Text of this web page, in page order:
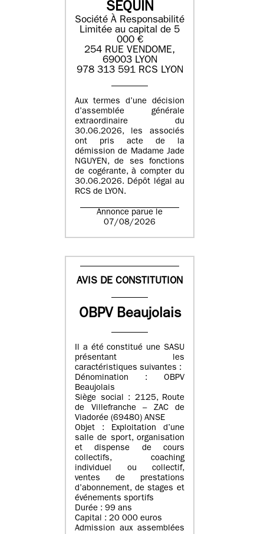
SEQUIN
Société À Responsabilité
Limitée au capital de 5
000 €
254 RUE VENDOME,
69003 LYON
978 313 591 RCS LYON
Aux termes d’une décision
d’assemblée générale
extraordinaire du
30.06.2026, les associés
ont pris acte de la
démission de Madame Jade
NGUYEN, de ses fonctions
de cogérante, à compter du
30.06.2026. Dépôt légal au
RCS de LYON.
Annonce parue le
07/08/2026
AVIS DE CONSTITUTION
OBPV Beaujolais
Il a été constitué une SASU
présentant les
caractéristiques suivantes :
Dénomination : OBPV
Beaujolais
Siège social : 2125, Route
de Villefranche – ZAC de
Viadorée (69480) ANSE
Objet : Exploitation d’une
salle de sport, organisation
et dispense de cours
collectifs, coaching
individuel ou collectif,
ventes de prestations
d’abonnement, de stages et
événements sportifs
Durée : 99 ans
Capital : 20 000 euros
Admission aux assemblées